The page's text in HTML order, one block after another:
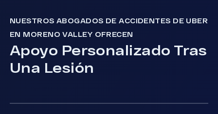
NUESTROS ABOGADOS DE ACCIDENTES DE UBER
EN MORENO VALLEY OFRECEN
Apoyo Personalizado Tras
Una Lesión